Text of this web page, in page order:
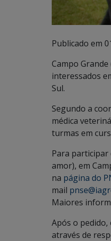
Publicado em
Campo
interessados
Sul.
Segundo a
médica
turmas em
Para
amor), em
na página do
mail
Maiores
Após o
através de